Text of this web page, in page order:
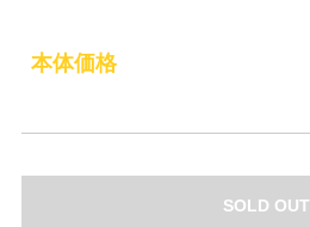
本体価格
SOLD OUT